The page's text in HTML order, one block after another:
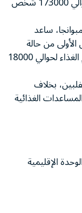
ساعد
الأولى من حالة
الطوارئ في سبتمبر/أيلول، ومازال يقدم الغذاء لحوالي 18000
بخلاف
الغذائية
الإقليمية